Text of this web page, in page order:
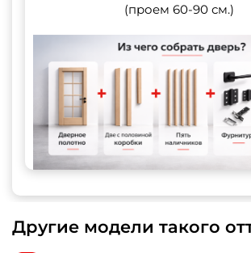
(проем 60-90 см.)
Другие модели такого